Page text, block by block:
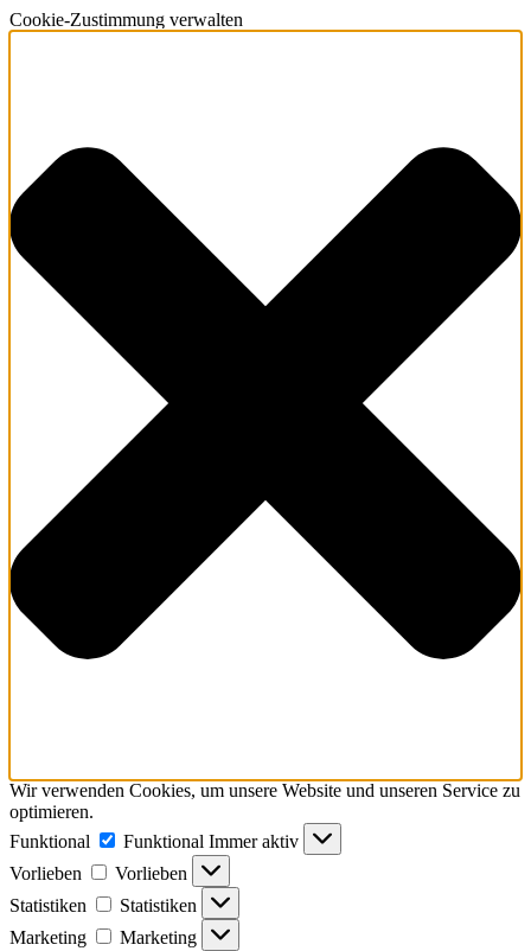
Cookie-Zustimmung verwalten
Wir verwenden Cookies, um unsere Website und unseren Service zu
optimieren.
Funktional
Funktional Immer aktiv
Vorlieben
Vorlieben
Statistiken
Statistiken
Marketing
Marketing